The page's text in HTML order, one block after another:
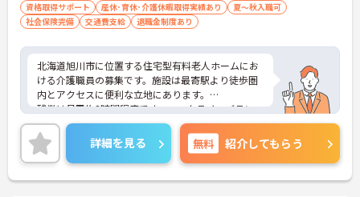
資格取得サポート
産休･育休･介護休暇取得実績あり
夏～秋入職可
社会保険完備
交通費支給 退職金制度あり
北海道旭川市に位置する住宅型有料老人ホームにお
ける介護職員の募集です。施設は最寄駅より徒歩圏
内とアクセスに便利な立地にあります。
残業は月平均8時間程度です。ワークライフバランス
を保ちながらご勤務いただけます。また、育児休業
や介護休業の取得実績があり、ライフステージが変
化しても働ける職場環境です。
ご興味のある方には、面接対策ポイントなど、さら
に詳細をご案内しますのでお気軽にご相談くださ
詳細を見る 無料 紹介してもらう